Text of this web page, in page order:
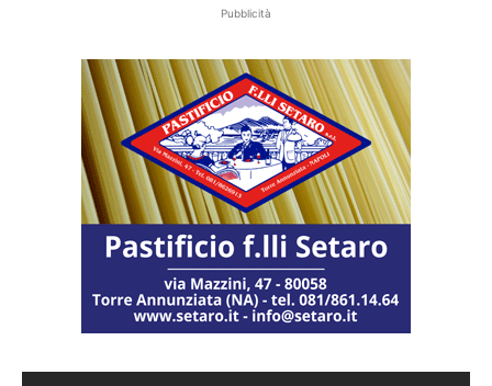
Pubblicità